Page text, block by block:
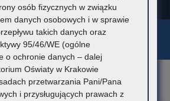
Rodzice i Uczniowie
osób fizycznych w związku
danych osobowych i w sprawie
takich danych oraz
95/46/WE (ogólne
o ochronie danych – dalej
Oświaty w Krakowie
przetwarzania Pani/Pana
i przysługujących prawach z